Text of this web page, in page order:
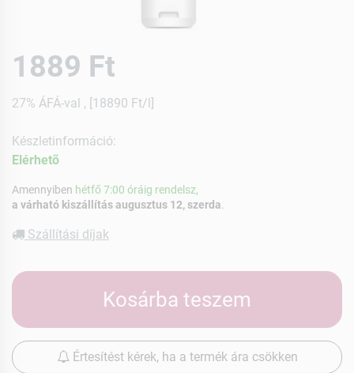
1889 Ft
27% ÁFÁ-val , [18890 Ft/l]
Készletinformáció:
Elérhetõ
Amennyiben hétfő 7:00 óráig rendelsz,
a várható kiszállítás augusztus 12, szerda
Szállítási díjak
Kosárba teszem
Értesítést kérek, ha a termék ára csökken